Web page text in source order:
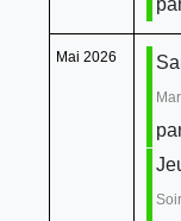
Mai 2026